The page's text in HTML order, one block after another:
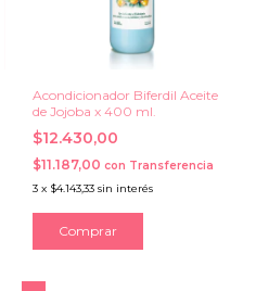
Acondicionador Biferdil Aceite
de Jojoba x 400 ml.
$12.430,00
$11.187,00 con Transferencia
3 x $4.143,33 sin interés